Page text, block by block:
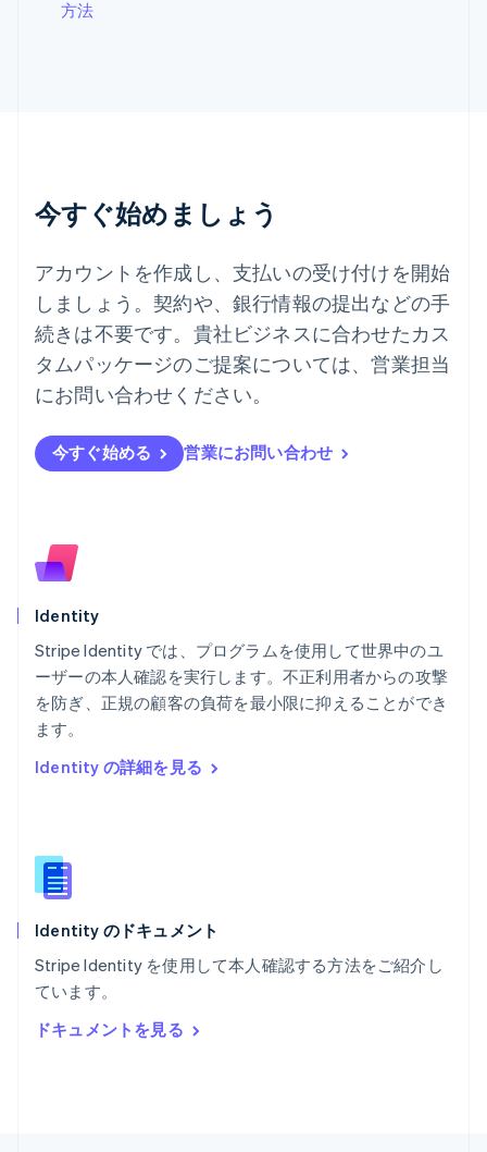
方法
今すぐ始めましょう
アカウントを作成し、支払いの受け付けを開始
しましょう。契約や、銀行情報の提出などの手
続きは不要です。貴社ビジネスに合わせたカス
タムパッケージのご提案については、営業担当
にお問い合わせください。
今すぐ始める 営業にお問い合わせ
Identity
Stripe Identity では、プログラムを使用して世界中のユ
ーザーの本人確認を実行します。不正利用者からの攻撃
を防ぎ、正規の顧客の負荷を最小限に抑えることができ
ます。
Identity の詳細を見る
Identity のドキュメント
Stripe Identity を使用して本人確認する方法をご紹介し
ています。
ドキュメントを見る
Español
デンマーク
ドイツ
ニュージーランド
English
ノルウェー
English
ハンガリー
フィンランド
EnglishSvenska
Français
ブルガリア
ベルギー
ポーランド
English
ポルトガル
English
Español
ラトビア
リトアニア
リヒテンシュタイン
Deutsch
ルーマニア
English